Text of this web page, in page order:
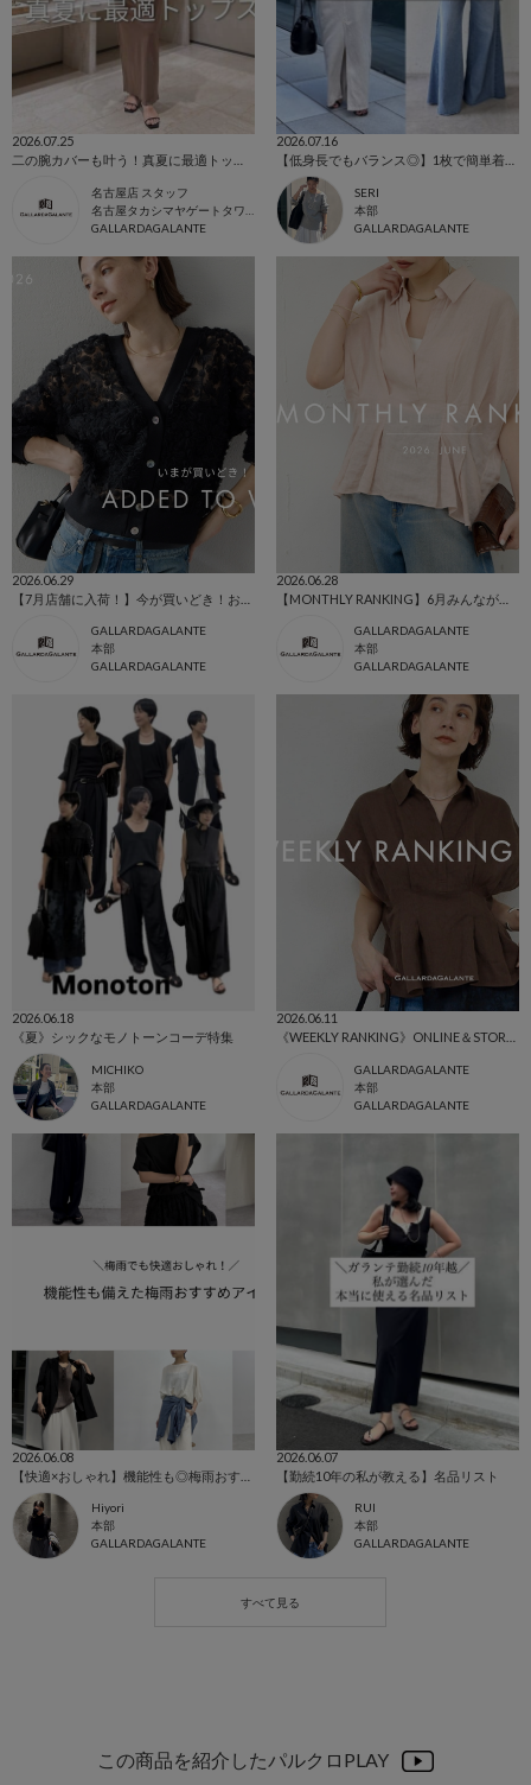
2026.07.25
名古屋店 スタッフ
GALLARDAGALANTE
2026.07.16
【低身長でもバランス◎】1枚で簡単着映える！デザインカーディガン
SERI
本部
GALLARDAGALANTE
2026.06.29
GALLARDAGALANTE
本部
GALLARDAGALANTE
2026.06.28
【MONTHLY RANKING】6月みんなが買った人気ランキングTOP5
GALLARDAGALANTE
本部
GALLARDAGALANTE
2026.06.18
《夏》シックなモノトーンコーデ特集
MICHIKO
本部
GALLARDAGALANTE
2026.06.11
GALLARDAGALANTE
本部
GALLARDAGALANTE
2026.06.08
Hiyori
本部
GALLARDAGALANTE
2026.06.07
【勤続10年の私が教える】名品リスト
RUI
本部
GALLARDAGALANTE
この商品を紹介したパルクロPLAY